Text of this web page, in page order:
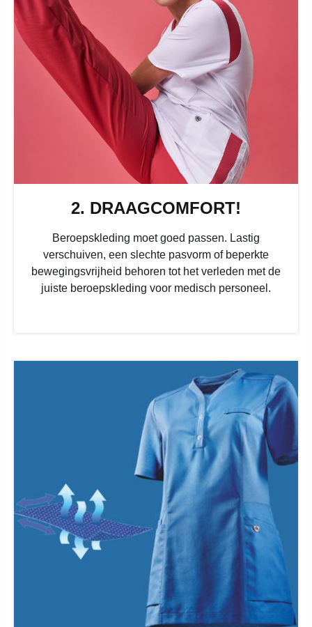
2. DRAAGCOMFORT!
Beroepskleding moet goed passen. Lastig
verschuiven, een slechte pasvorm of beperkte
bewegingsvrijheid behoren tot het verleden met de
juiste beroepskleding voor medisch personeel.